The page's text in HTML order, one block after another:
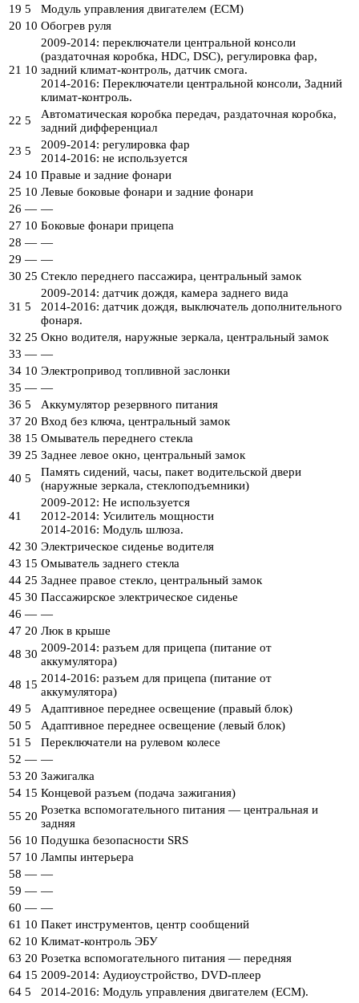
19 5
Модуль управления двигателем (ECM)
20 10 Обогрев руля
21 10
2009-2014: переключатели центральной консоли
(раздаточная коробка, HDC, DSC), регулировка фар,
задний климат-контроль, датчик смога.
2014-2016: Переключатели центральной консоли, Задний
климат-контроль.
22 5
Автоматическая коробка передач, раздаточная коробка,
задний дифференциал
23 5
2009-2014: регулировка фар
2014-2016: не используется
24 10 Правые и задние фонари
25 10 Левые боковые фонари и задние фонари
26 — —
27 10 Боковые фонари прицепа
28 — —
29 — —
30 25 Стекло переднего пассажира, центральный замок
31 5
2009-2014: датчик дождя, камера заднего вида
2014-2016: датчик дождя, выключатель дополнительного
фонаря.
32 25 Окно водителя, наружные зеркала, центральный замок
33 — —
34 10 Электропривод топливной заслонки
35 — —
36 5
Аккумулятор резервного питания
37 20 Вход без ключа, центральный замок
38 15 Омыватель переднего стекла
39 25 Заднее левое окно, центральный замок
40 5
Память сидений, часы, пакет водительской двери
(наружные зеркала, стеклоподъемники)
41
2009-2012: Не используется
2012-2014: Усилитель мощности
2014-2016: Модуль шлюза.
42 30 Электрическое сиденье водителя
43 15 Омыватель заднего стекла
44 25 Заднее правое стекло, центральный замок
45 30 Пассажирское электрическое сиденье
46 — —
47 20 Люк в крыше
48 30 2009-2014: разъем для прицепа (питание от
аккумулятора)
48 15 2014-2016: разъем для прицепа (питание от
аккумулятора)
49 5
Адаптивное переднее освещение (правый блок)
50 5
Адаптивное переднее освещение (левый блок)
51 5
Переключатели на рулевом колесе
52 — —
53 20 Зажигалка
54 15 Концевой разъем (подача зажигания)
55 20 Розетка вспомогательного питания — центральная и
задняя
56 10 Подушка безопасности SRS
57 10 Лампы интерьера
58 — —
59 — —
60 — —
61 10 Пакет инструментов, центр сообщений
62 10 Климат-контроль ЭБУ
63 20 Розетка вспомогательного питания — передняя
64 15 2009-2014: Аудиоустройство, DVD-плеер
64 5
2014-2016: Модуль управления двигателем (ECM).